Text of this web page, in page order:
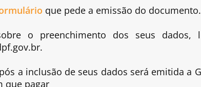
que pede a emissão do documento.
o preenchimento dos seus dados,
a inclusão de seus dados será emitida a
que pagar